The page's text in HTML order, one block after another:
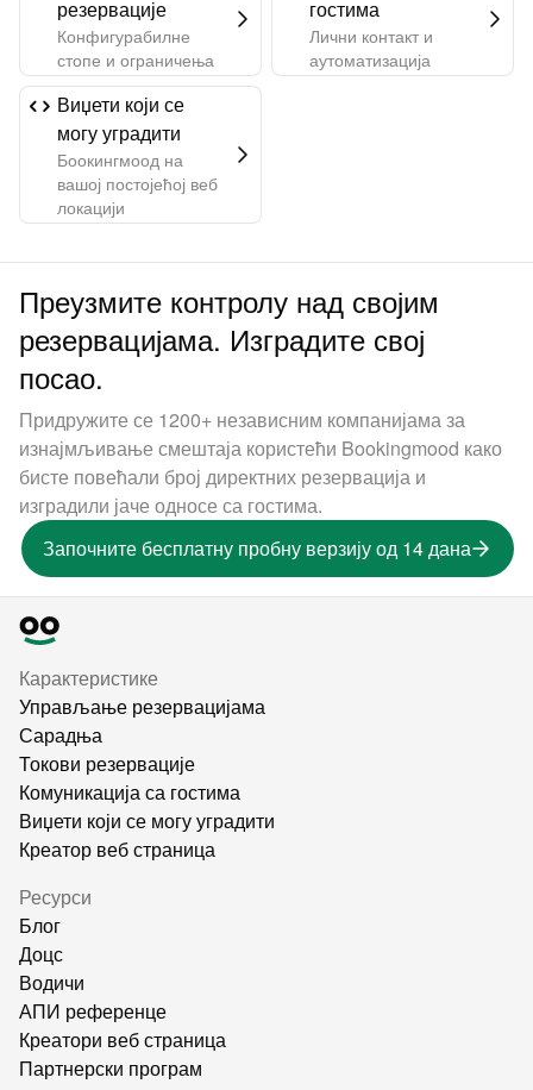
резервације
Конфигурабилне
стопе и ограничења
гостима
Лични контакт и
аутоматизација
Виџети који се
могу уградити
Боокингмоод на
вашој постојећој веб
локацији
Преузмите контролу над својим
резервацијама. Изградите свој
посао.
Придружите се 1200+ независним компанијама за
изнајмљивање смештаја користећи Bookingmood како
бисте повећали број директних резервација и
изградили јаче односе са гостима.
Започните бесплатну пробну верзију од 14 дана
Карактеристике
Управљање резервацијама
Сарадња
Токови резервације
Комуникација са гостима
Виџети који се могу уградити
Креатор веб страница
Ресурси
Блог
Доцс
Водичи
АПИ референце
Креатори веб страница
Партнерски програм